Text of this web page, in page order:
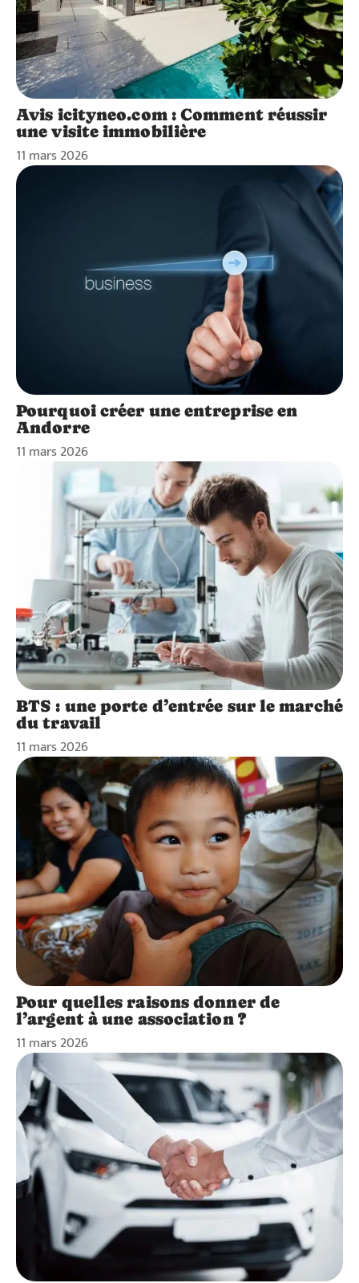
Avis icityneo.com : Comment réussir
une visite immobilière
11 mars 2026
Pourquoi créer une entreprise en
Andorre
11 mars 2026
BTS : une porte d’entrée sur le marché
du travail
11 mars 2026
Pour quelles raisons donner de
l’argent à une association ?
11 mars 2026